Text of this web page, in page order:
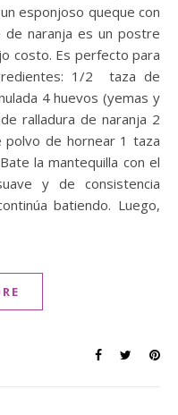
esponjoso queque con
naranja es un postre
costo. Es perfecto para
1/2 taza de
4 huevos (yemas y
ralladura de naranja 2
polvo de hornear 1 taza
la mantequilla con el
y de consistencia
batiendo. Luego,